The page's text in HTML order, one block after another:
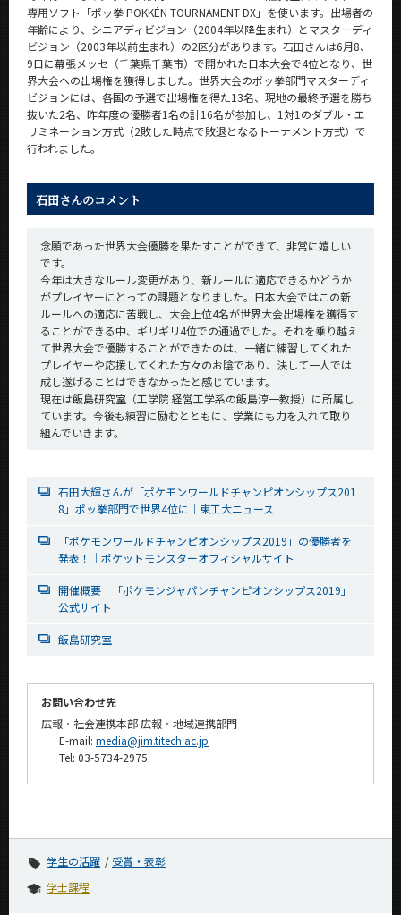
専用ソフト「ポッ拳 POKKÉN TOURNAMENT DX」を使います。出場者の
年齢により、シニアディビジョン（2004年以降生まれ）とマスターディ
ビジョン（2003年以前生まれ）の2区分があります。石田さんは6月8、
9日に幕張メッセ（千葉県千葉市）で開かれた日本大会で4位となり、世
界大会への出場権を獲得しました。世界大会のポッ拳部門マスターディ
ビジョンには、各国の予選で出場権を得た13名、現地の最終予選を勝ち
抜いた2名、昨年度の優勝者1名の計16名が参加し、1対1のダブル・エ
リミネーション方式（2敗した時点で敗退となるトーナメント方式）で
行われました。
石田さんのコメント
念願であった世界大会優勝を果たすことができて、非常に嬉しい
です。
今年は大きなルール変更があり、新ルールに適応できるかどうか
がプレイヤーにとっての課題となりました。日本大会ではこの新
ルールへの適応に苦戦し、大会上位4名が世界大会出場権を獲得す
ることができる中、ギリギリ4位での通過でした。それを乗り越え
て世界大会で優勝することができたのは、一緒に練習してくれた
プレイヤーや応援してくれた方々のお陰であり、決して一人では
成し遂げることはできなかったと感じています。
現在は飯島研究室（工学院 経営工学系の飯島淳一教授）に所属し
ています。今後も練習に励むとともに、学業にも力を入れて取り
組んでいきます。
石田大輝さんが「ポケモンワールドチャンピオンシップス201
8」ポッ拳部門で世界4位に｜東工大ニュース
「ポケモンワールドチャンピオンシップス2019」の優勝者を
発表！｜ポケットモンスターオフィシャルサイト
開催概要｜「ポケモンジャパンチャンピオンシップス2019」
公式サイト
飯島研究室
お問い合わせ先
広報・社会連携本部 広報・地域連携部門
E-mail: media@jim.titech.ac.jp
Tel: 03-5734-2975
学生の活躍
受賞・表彰
学士課程
CLOSE